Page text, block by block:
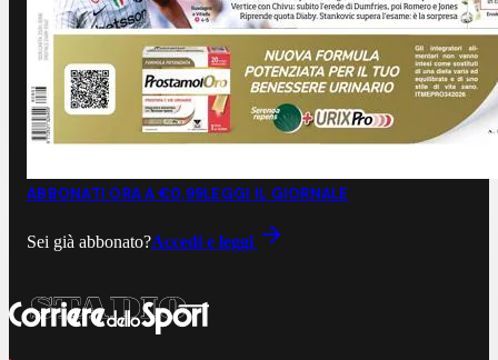
ABBONATI ORA A €0,99LEGGI IL GIORNALE
Sei già abbonato?Accedi e leggi